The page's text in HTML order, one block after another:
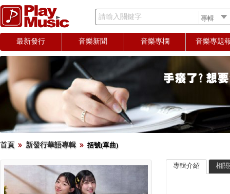
請輸入關鍵字
最新發行 音樂新聞 音樂專欄 音樂專題
首頁 新發行華語專輯 括號(單曲)
專輯介紹 相